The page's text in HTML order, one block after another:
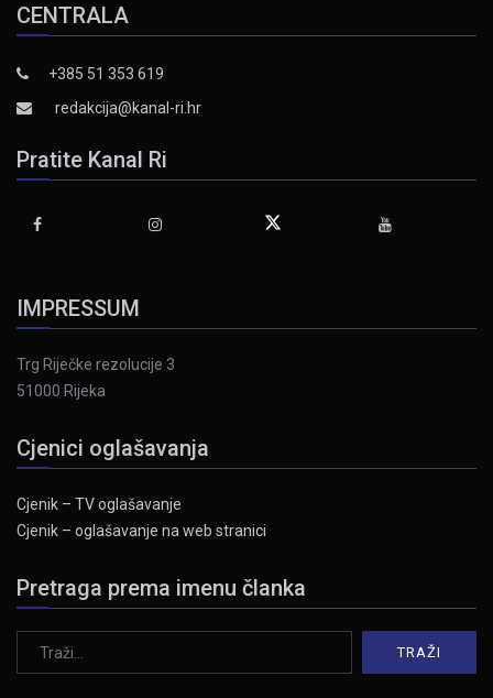
CENTRALA
+385 51 353 619
redakcija@kanal-ri.hr
Pratite Kanal Ri
IMPRESSUM
Trg Riječke rezolucije 3
51000 Rijeka
Cjenici oglašavanja
Cjenik – TV oglašavanje
Cjenik – oglašavanje na web stranici
Pretraga prema imenu članka